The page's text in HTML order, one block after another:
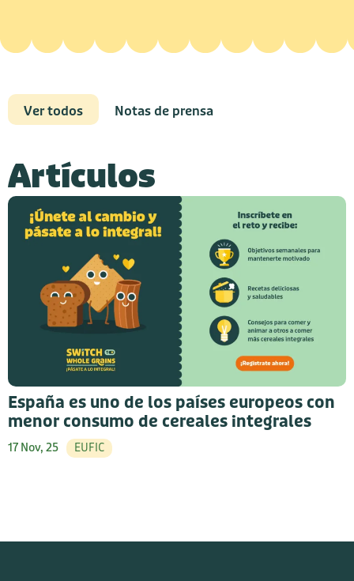
Ver todos Notas de prensa
Artículos
España es uno de los países europeos con
menor consumo de cereales integrales
17 Nov, 25 EUFIC